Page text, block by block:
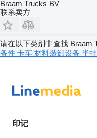
Braam Trucks BV
联系卖方
请在以下类别中查找 Braam
备件 卡车 材料装卸设备 半
印记